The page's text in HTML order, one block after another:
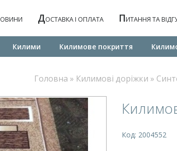
ОВИНИ ДОСТАВКА І ОПЛАТА ПИТАННЯ ТА
Килими Килимове покриття
Головна » Килимовi дорiжки »
Код: 2004552